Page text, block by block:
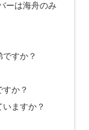
ーは海舟のみ
すか？
か？
ますか？